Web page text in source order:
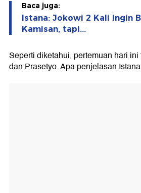
Baca juga:
Istana: Jokowi 2 Kali Ingin
Kamisan, tapi...
Seperti diketahui, pertemuan hari
dan Prasetyo. Apa penjelasan